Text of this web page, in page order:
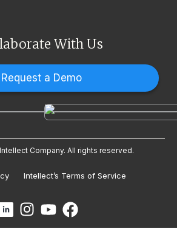
With Us
Request a Demo
Company. All rights reserved.
Intellect’s Terms of Service